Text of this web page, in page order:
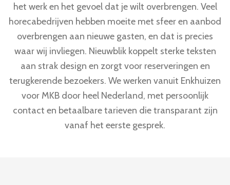
het werk en het gevoel dat je wilt overbrengen. Veel
horecabedrijven hebben moeite met sfeer en aanbod
overbrengen aan nieuwe gasten, en dat is precies
waar wij invliegen. Nieuwblik koppelt sterke teksten
aan strak design en zorgt voor reserveringen en
terugkerende bezoekers. We werken vanuit Enkhuizen
voor MKB door heel Nederland, met persoonlijk
contact en betaalbare tarieven die transparant zijn
vanaf het eerste gesprek.